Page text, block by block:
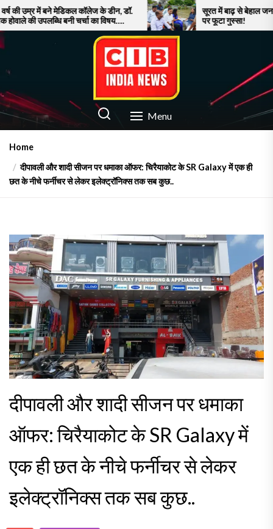
Skip
to
the
content
कॉलेज के डीन, डॉ.
का विषय….
सूरत में बाढ़ से बेहाल जनता, नाव पर घूमते अफसरों
पर फूटा गुस्सा!
CIB INDIA NEWS
Latest News in Azamgarh Menu
Home
दीपावली और शादी सीजन पर धमाका ऑफर: चिरैयाकोट के SR Galaxy में एक ही
छत के नीचे फर्नीचर से लेकर इलेक्ट्रॉनिक्स तक सब कुछ..
दीपावली और शादी सीजन पर धमाका
ऑफर: चिरैयाकोट के SR Galaxy में
एक ही छत के नीचे फर्नीचर से लेकर
इलेक्ट्रॉनिक्स तक सब कुछ..